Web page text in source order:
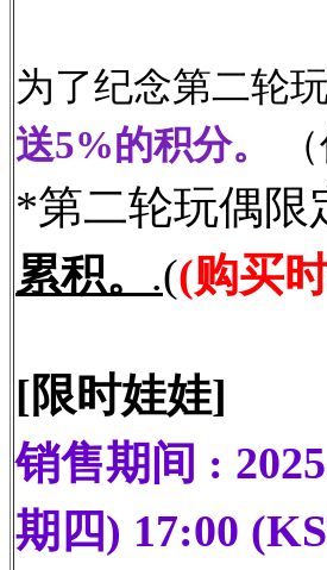
为了纪念第二轮
送5%的积分。
*第二轮玩偶限
累积。 .((购买
[限时娃娃]
销售期间 :
期四) 17:00